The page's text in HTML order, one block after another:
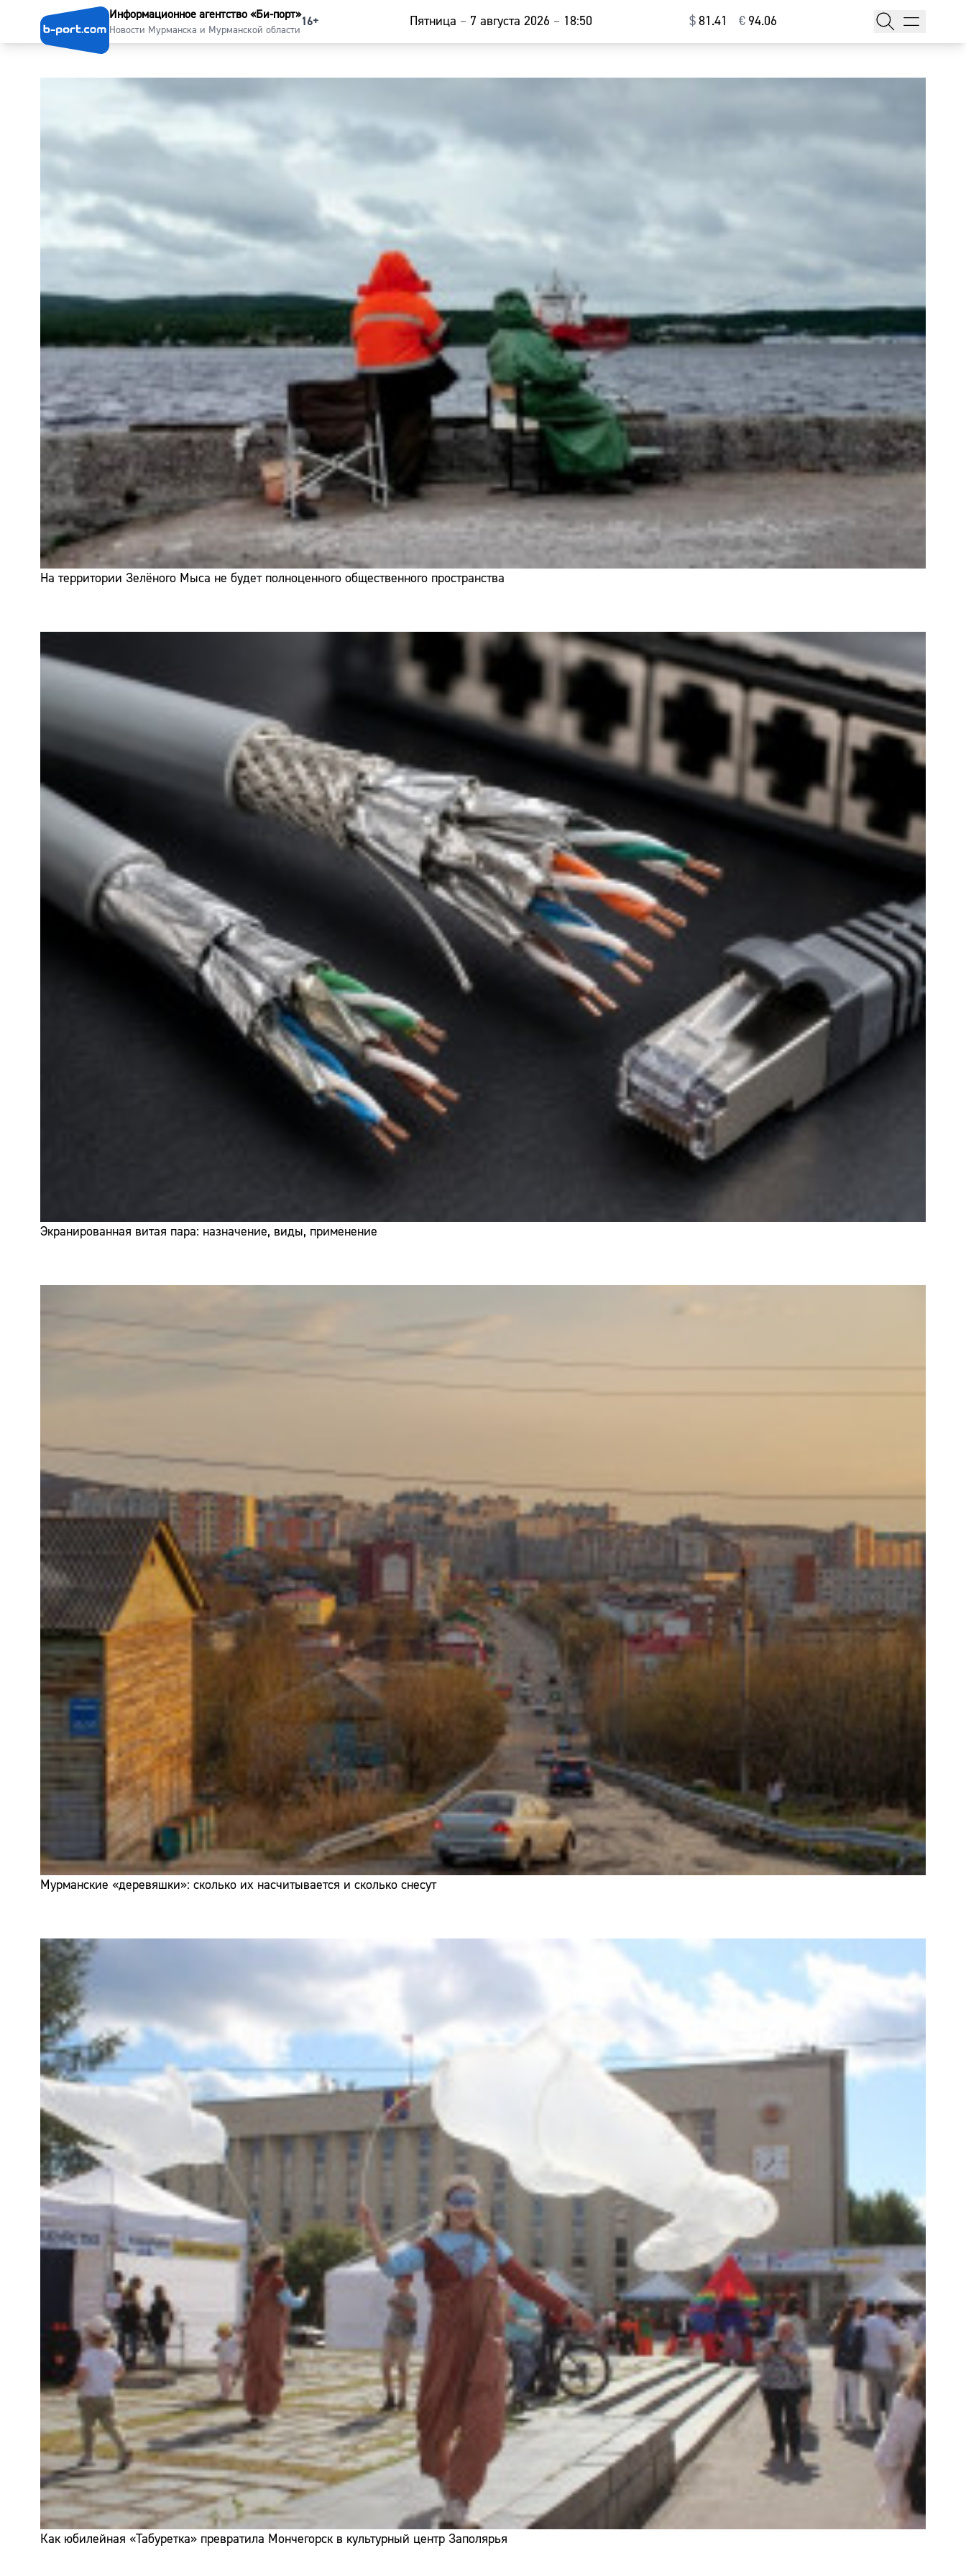
Информационное агентство «Би-порт»
Новости Мурманска и Мурманской области
16+ Пятница – 7 августа 2026 – 18:50 $⁠81.41 € ⁠94.06
На территории Зелёного Мыса не будет полноценного общественного пространства
Экранированная витая пара: назначение, виды, применение
Мурманские «деревяшки»: сколько их насчитывается и сколько снесут
Как юбилейная «Табуретка» превратила Мончегорск в культурный центр Заполярья
Наши гости
Погода
Курсы валют
Сайт:
Адрес:
Телефон: